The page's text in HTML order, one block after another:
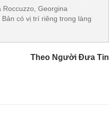
Georgina
có vị trí riêng trong làng
Theo Người Đưa Tin